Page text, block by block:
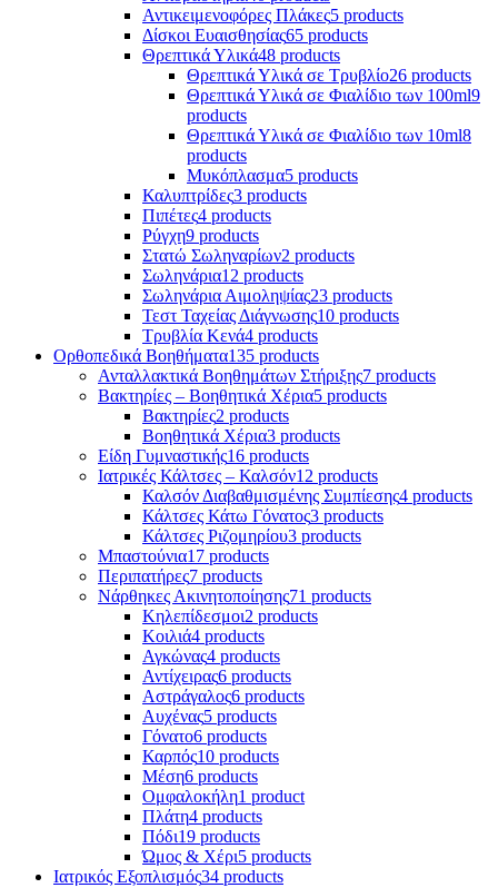
Αντικειμενοφόρες Πλάκες5 products
Δίσκοι Ευαισθησίας65 products
Θρεπτικά Υλικά48 products
Θρεπτικά Υλικά σε Τρυβλίο26 products
Θρεπτικά Υλικά σε Φιαλίδιο των 100ml9
products
Θρεπτικά Υλικά σε Φιαλίδιο των 10ml8
products
Μυκόπλασμα5 products
Καλυπτρίδες3 products
Πιπέτες4 products
Ρύγχη9 products
Στατώ Σωληναρίων2 products
Σωληνάρια12 products
Σωληνάρια Αιμοληψίας23 products
Τεστ Ταχείας Διάγνωσης10 products
Τρυβλία Κενά4 products
Ορθοπεδικά Βοηθήματα135 products
Ανταλλακτικά Βοηθημάτων Στήριξης7 products
Βακτηρίες – Βοηθητικά Χέρια5 products
Βακτηρίες2 products
Βοηθητικά Χέρια3 products
Είδη Γυμναστικής16 products
Ιατρικές Κάλτσες – Καλσόν12 products
Καλσόν Διαβαθμισμένης Συμπίεσης4 products
Κάλτσες Κάτω Γόνατος3 products
Κάλτσες Ριζομηρίου3 products
Μπαστούνια17 products
Περιπατήρες7 products
Νάρθηκες Ακινητοποίησης71 products
Κηλεπίδεσμοι2 products
Κοιλιά4 products
Αγκώνας4 products
Αντίχειρας6 products
Αστράγαλος6 products
Αυχένας5 products
Γόνατο6 products
Καρπός10 products
Μέση6 products
Ομφαλοκήλη1 product
Πλάτη4 products
Πόδι19 products
Ώμος & Χέρι5 products
Ιατρικός Εξοπλισμός34 products